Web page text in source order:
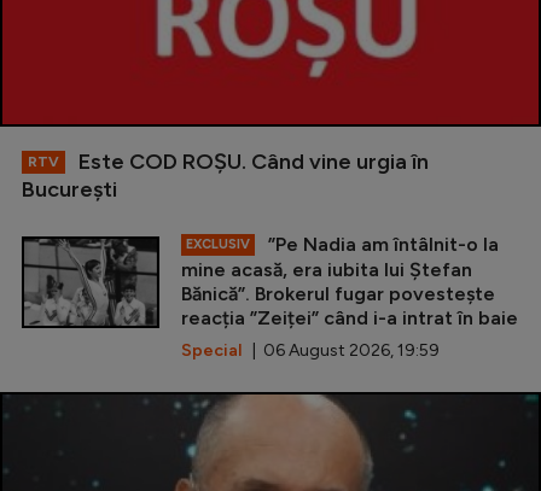
RTV
Este COD ROŞU. Când vine urgia în
Bucureşti
EXCLUSIV
”Pe Nadia am întâlnit-o la
mine acasă, era iubita lui Ștefan
Bănică”. Brokerul fugar povestește
reacția ”Zeiței” când i-a intrat în baie
Special | 06 August 2026, 19:59